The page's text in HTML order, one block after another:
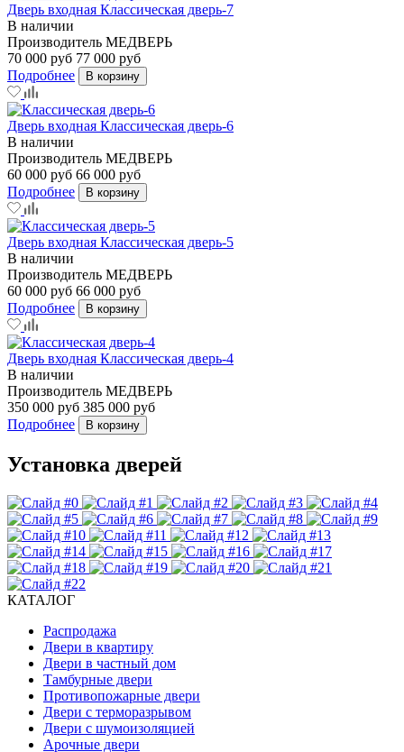
Дверь входная Классическая дверь-7
В наличии
Производитель МЕДВЕРЬ
70 000 руб 77 000 руб
Подробнее
В корзину
Дверь входная Классическая дверь-6
В наличии
Производитель МЕДВЕРЬ
60 000 руб 66 000 руб
Подробнее
В корзину
Дверь входная Классическая дверь-5
В наличии
Производитель МЕДВЕРЬ
60 000 руб 66 000 руб
Подробнее
В корзину
Дверь входная Классическая дверь-4
В наличии
Производитель МЕДВЕРЬ
350 000 руб 385 000 руб
Подробнее
В корзину
Установка дверей
КАТАЛОГ
Распродажа
Двери в квартиру
Двери в частный дом
Тамбурные двери
Противопожарные двери
Двери с терморазрывом
Двери с шумоизоляцией
Арочные двери